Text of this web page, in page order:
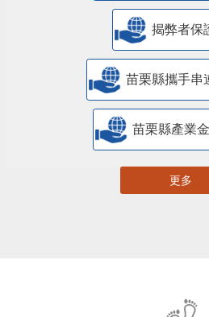
揭弊者保
苗栗縣攜手串
苗栗縣產業
更多